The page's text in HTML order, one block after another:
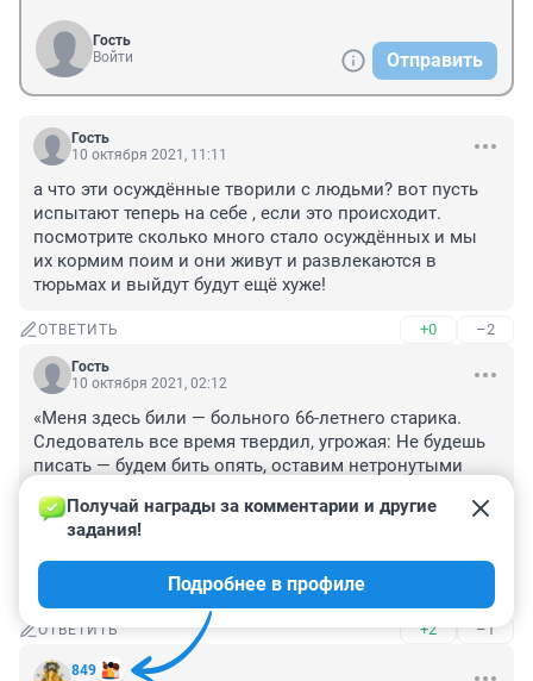
Гость
Войти
Отправить
Гость
10 октября 2021, 11:11
а что эти осуждённые творили с людьми? вот пусть
испытают теперь на себе , если это происходит.
посмотрите сколько много стало осуждённых и мы
их кормим поим и они живут и развлекаются в
тюрьмах и выйдут будут ещё хуже!
ОТВЕТИТЬ +0 –2
Гость
10 октября 2021, 02:12
«Меня здесь били — больного 66-летнего старика.
Следователь все время твердил, угрожая: Не будешь
писать — будем бить опять, оставим нетронутыми
бесформенного окровавленного тела». Всеволод
Мейрхольд
Саратовский ФСИН образца 1940 года. Деды пытали.
ОТВЕТИТЬ +2 –1
849
Получай награды за комментарии и другие
задания!
Подробнее в профиле